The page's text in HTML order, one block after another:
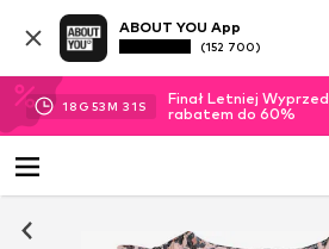
ABOUT YOU App
(152 700)
18 G 53M 31 S
Finał Letniej
rabatem do 60%